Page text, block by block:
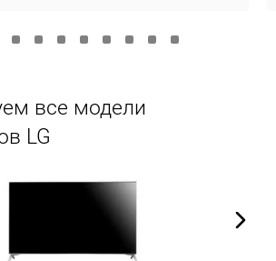
все модели
LG